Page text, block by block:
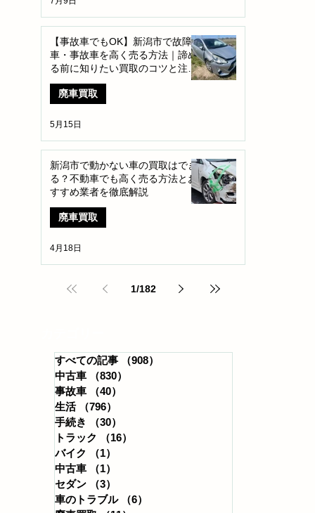
【事故車でもOK】新潟市で故障
車・事故車を高く売る方法｜諦め
る前に知りたい買取のコツと注意
点
廃車買取
5月15日
新潟市で動かない車の買取はでき
る？不動車でも高く売る方法とお
すすめ業者を徹底解説
廃車買取
4月18日
1/182
すべての記事 （908）
中古車
（830）
事故車
（40）
生活
（796）
手続き
（30）
トラック
（16）
バイク
（1）
中古車
（1）
セダン
（3）
車のトラブル
（6）